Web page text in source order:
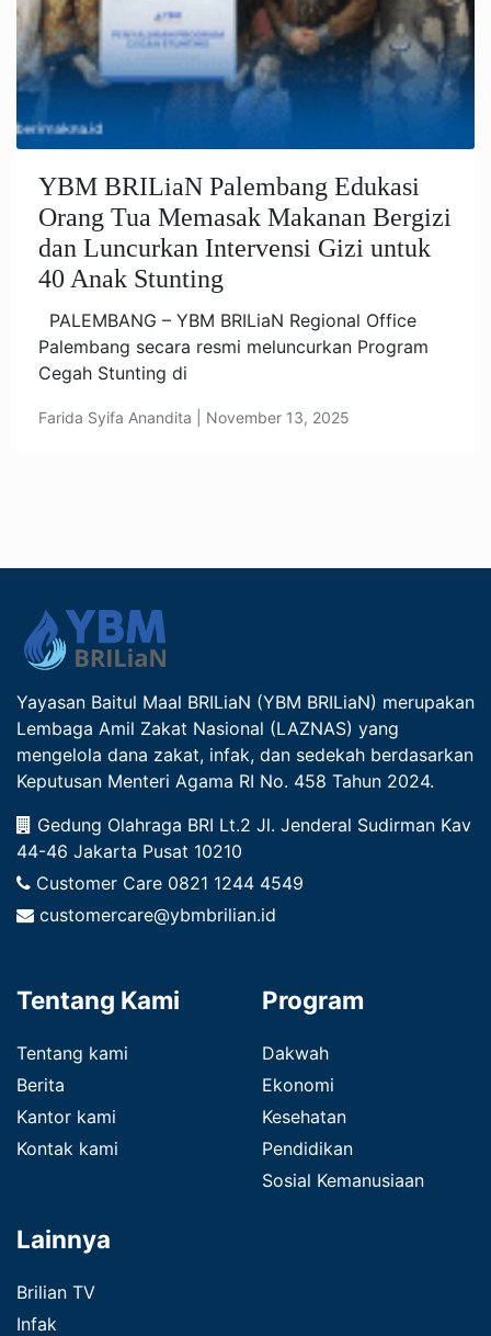
YBM BRILiaN Palembang Edukasi
Orang Tua Memasak Makanan Bergizi
dan Luncurkan Intervensi Gizi untuk
40 Anak Stunting
PALEMBANG – YBM BRILiaN Regional Office
Palembang secara resmi meluncurkan Program
Cegah Stunting di
Farida Syifa Anandita | November 13, 2025
Yayasan Baitul Maal BRILiaN (YBM BRILiaN) merupakan
Lembaga Amil Zakat Nasional (LAZNAS) yang
mengelola dana zakat, infak, dan sedekah berdasarkan
Keputusan Menteri Agama RI No. 458 Tahun 2024.
Gedung Olahraga BRI Lt.2 Jl. Jenderal Sudirman Kav
44-46 Jakarta Pusat 10210
Customer Care 0821 1244 4549
customercare@ybmbrilian.id
Tentang Kami
Tentang kami
Berita
Kantor kami
Kontak kami
Program
Dakwah
Ekonomi
Kesehatan
Pendidikan
Sosial Kemanusiaan
Lainnya
Brilian TV
Infak